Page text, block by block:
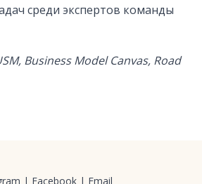
среди экспертов команды
Business Model Canvas, Road
| Facebook| Email